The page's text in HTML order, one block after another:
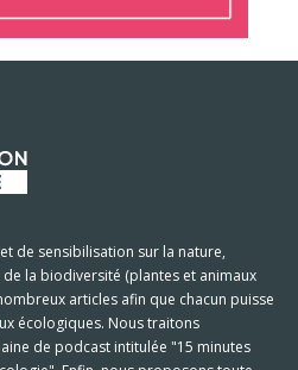
de sensibilisation sur la nature,
la biodiversité (plantes et animaux
articles afin que chacun puisse
écologiques. Nous traitons
de podcast intitulée "15 minutes